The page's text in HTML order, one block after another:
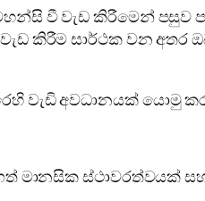
වී වැඩ කිරීමෙන් පසුව
කිරීම සාර්ථක වන අතර
වැඩි අවධානයක් යොමු
මානසික ස්ථාවරත්වයක්